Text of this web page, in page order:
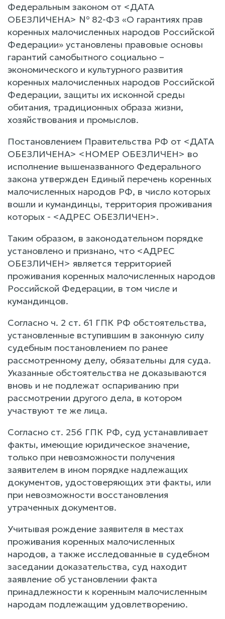
Федеральным законом от <ДАТА
ОБЕЗЛИЧЕНА> № 82-ФЗ «О гарантиях прав
коренных малочисленных народов Российской
Федерации» установлены правовые основы
гарантий самобытного социально –
экономического и культурного развития
коренных малочисленных народов Российской
Федерации, защиты их исконной среды
обитания, традиционных образа жизни,
хозяйствования и промыслов.
Постановлением Правительства РФ от <ДАТА
ОБЕЗЛИЧЕНА> <НОМЕР ОБЕЗЛИЧЕН> во
исполнение вышеназванного Федерального
закона утвержден Единый перечень коренных
малочисленных народов РФ, в число которых
вошли и кумандинцы, территория проживания
которых - <АДРЕС ОБЕЗЛИЧЕН>.
Таким образом, в законодательном порядке
установлено и признано, что <АДРЕС
ОБЕЗЛИЧЕН> является территорией
проживания коренных малочисленных народов
Российской Федерации, в том числе и
кумандинцов.
Согласно ч. 2 ст. 61 ГПК РФ обстоятельства,
установленные вступившим в законную силу
судебным постановлением по ранее
рассмотренному делу, обязательны для суда.
Указанные обстоятельства не доказываются
вновь и не подлежат оспариванию при
рассмотрении другого дела, в котором
участвуют те же лица.
Согласно ст. 256 ГПК РФ, суд устанавливает
факты, имеющие юридическое значение,
только при невозможности получения
заявителем в ином порядке надлежащих
документов, удостоверяющих эти факты, или
при невозможности восстановления
утраченных документов.
Учитывая рождение заявителя в местах
проживания коренных малочисленных
народов, а также исследованные в судебном
заседании доказательства, суд находит
заявление об установлении факта
принадлежности к коренным малочисленным
народам подлежащим удовлетворению.